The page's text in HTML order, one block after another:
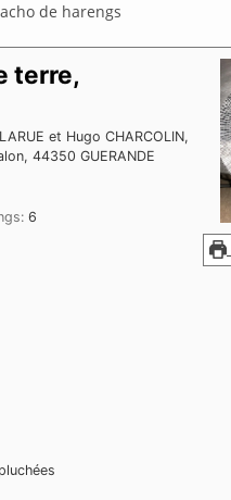
de harengs
terre,
et Hugo CHARCOLIN,
44350 GUERANDE
6